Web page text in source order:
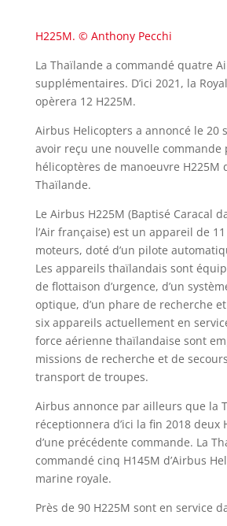
H225M. © Anthony Pecchi
La Thaïlande a commandé quatre
supplémentaires. D’ici 2021, la
opèrera 12 H225M.
Airbus Helicopters a annoncé le 20
avoir reçu une nouvelle commande
hélicoptères de manoeuvre H225M
Thaïlande.
Le Airbus H225M (Baptisé Caracal
l’Air française) est un appareil de
moteurs, doté d’un pilote
Les appareils thaïlandais sont
de flottaison d’urgence, d’un
optique, d’un phare de recherche
six appareils actuellement en
force aérienne thaïlandaise sont
missions de recherche et de
transport de troupes.
Airbus annonce par ailleurs que la
réceptionnera d’ici la fin 2018 deux
d’une précédente commande. La
commandé cinq H145M d’Airbus
marine royale.
Près de 90 H225M sont en service